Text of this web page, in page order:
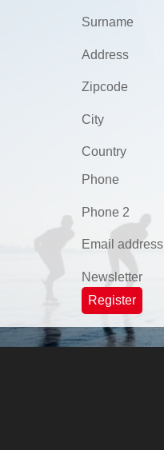
Surname
Address
Zipcode
City
Country
Phone
Phone 2
Email address
Newsletter